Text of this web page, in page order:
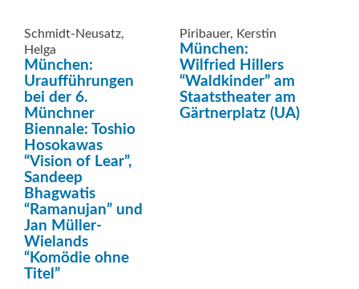
Schmidt-Neusatz,
Helga
München:
Uraufführungen
bei der 6.
Münchner
Biennale: Toshio
Hosokawas
“Vision of Lear”,
Sandeep
Bhagwatis
“Ramanujan” und
Jan Müller-
Wielands
“Komödie ohne
Titel”
Piribauer, Kerstin
München:
Wilfried Hillers
“Waldkinder” am
Staatstheater am
Gärtnerplatz (UA)